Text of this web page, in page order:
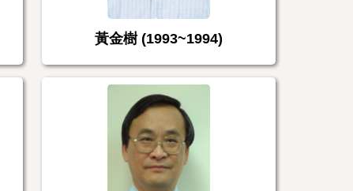
黃金樹 (1993~1994)